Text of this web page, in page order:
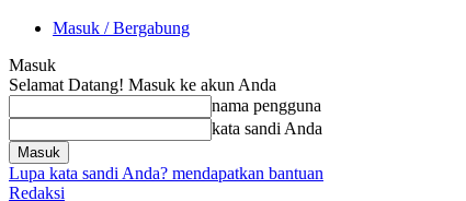
Masuk / Bergabung
Masuk
Selamat Datang! Masuk ke akun Anda
nama pengguna
kata sandi Anda
Lupa kata sandi Anda? mendapatkan bantuan
Redaksi